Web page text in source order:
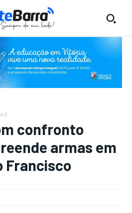
2
confronto
armas em
Francisco